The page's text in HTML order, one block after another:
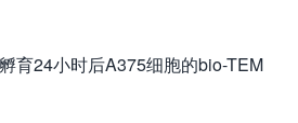
育24小时后A375细胞的bio-TEM